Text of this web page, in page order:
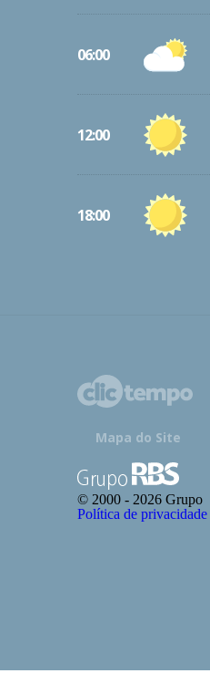
06:00
12:00
18:00
Mapa do Site
© 2000 - 2026 Grupo
Política de privacidade